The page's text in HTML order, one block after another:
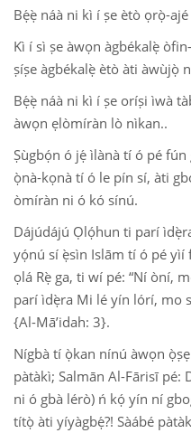
Bẹ́ẹ̀ náà ni kì í ṣe ètò ọrọ̀-
Kì í sì ṣe àwọn àgbékalẹ̀
ṣíṣe àgbékalẹ̀ ètò àti àwùjọ̀
Bẹ́ẹ̀ náà ni kì í ṣe oríṣi ìwà
àwọn ẹlòmíràn lò nìkan..
Ṣùgbọ́n ó jẹ́ ìlànà tí ó pé
ọ̀nà-kọnà tí ó le pín sí, àti
òmíràn ni ó kó sínú.
Dájúdájú Ọlọ́hun ti parí
yọ́nú sí ẹ̀sìn Islām tí ó pé
ọlá Rẹ̀ ga, ti wí pé: “Ní òní,
parí ìdẹ̀ra Mi lé yín lórí, mo
{Al-Mā’idah: 3}.
Nígbà tí ọ̀kan nínú àwọn
pàtàkì; Salmān Al-Fārisī pé:
ni ó gbà lérò) ń kọ́ yín ní
títọ̀ àti yíyàgbẹ́?! Sàábé